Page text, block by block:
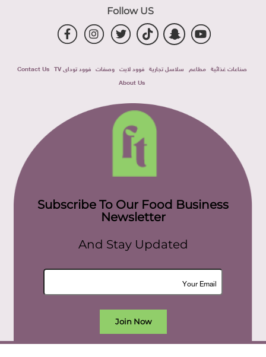
Follow US
صناعات غذائية مطاعم سلاسل تجارية فوود لايت وصفات فوود توداى TV
Contact Us
About Us
Subscribe To Our Food Business
Newsletter
And Stay Updated
Join Now